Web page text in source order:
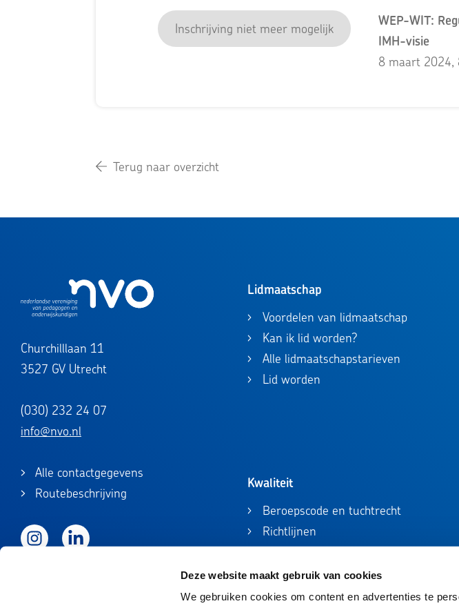
Deze website maakt gebruik van cookies
We gebruiken cookies om content en advertenties te
Inschrijving niet meer mogelijk
WEP-WIT:
IMH-visie
8 maart
Terug naar overzicht
Churchilllaan 11
3527 GV Utrecht
(030) 232 24 07
info@nvo.nl
Alle contactgegevens
Routebeschrijving
InstagramLinkedIn
Lidmaatschap
Voordelen van lidmaatschap
Kan ik lid worden?
Alle lidmaatschapstarieven
Lid worden
Kwaliteit
Beroepscode en tuchtrecht
Richtlijnen
Beroepscompetentieprofielen
Registratie
Accreditatie